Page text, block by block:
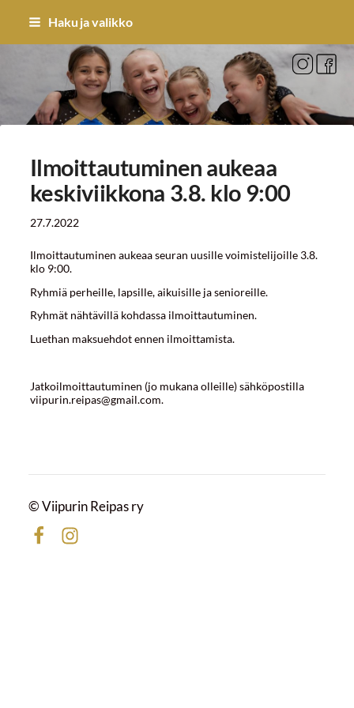
Siirry
sivun
sisältöön
Haku ja valikko
Sivuston etusivulle
Ilmoittautuminen aukeaa
keskiviikkona 3.8. klo 9:00
27.7.2022
Ilmoittautuminen aukeaa seuran uusille voimistelijoille 3.8.
klo 9:00.
Ryhmiä perheille, lapsille, aikuisille ja senioreille.
Ryhmät nähtävillä kohdassa ilmoittautuminen.
Luethan maksuehdot ennen ilmoittamista.
Jatkoilmoittautuminen (jo mukana olleille) sähköpostilla
viipurin.reipas@gmail.com.
© Viipurin Reipas ry